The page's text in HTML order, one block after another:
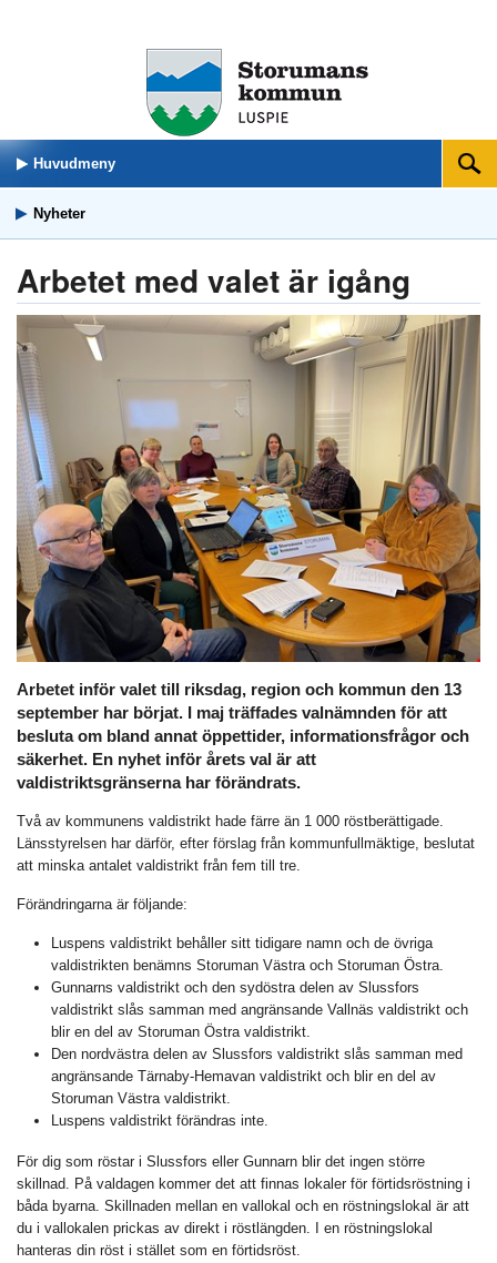
Huvudmeny Sök
Nyheter
Arbetet med valet är igång
Arbetet inför valet till riksdag, region och kommun den 13
september har börjat. I maj träffades valnämnden för att
besluta om bland annat öppettider, informationsfrågor och
säkerhet. En nyhet inför årets val är att
valdistriktsgränserna har förändrats.
Två av kommunens valdistrikt hade färre än 1 000 röstberättigade.
Länsstyrelsen har därför, efter förslag från kommunfullmäktige, beslutat
att minska antalet valdistrikt från fem till tre.
Förändringarna är följande:
Luspens valdistrikt behåller sitt tidigare namn och de övriga
valdistrikten benämns Storuman Västra och Storuman Östra.
Gunnarns valdistrikt och den sydöstra delen av Slussfors
valdistrikt slås samman med angränsande Vallnäs valdistrikt och
blir en del av Storuman Östra valdistrikt.
Den nordvästra delen av Slussfors valdistrikt slås samman med
angränsande Tärnaby-Hemavan valdistrikt och blir en del av
Storuman Västra valdistrikt.
Luspens valdistrikt förändras inte.
För dig som röstar i Slussfors eller Gunnarn blir det ingen större
skillnad. På valdagen kommer det att finnas lokaler för förtidsröstning i
båda byarna. Skillnaden mellan en vallokal och en röstningslokal är att
du i vallokalen prickas av direkt i röstlängden. I en röstningslokal
hanteras din röst i stället som en förtidsröst.